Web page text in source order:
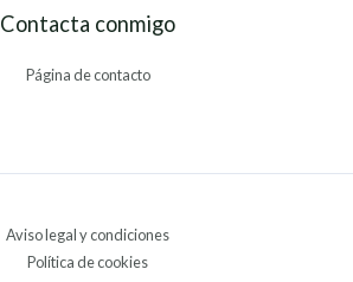
Contacta conmigo
Página de contacto
Aviso legal y condiciones
Política de cookies